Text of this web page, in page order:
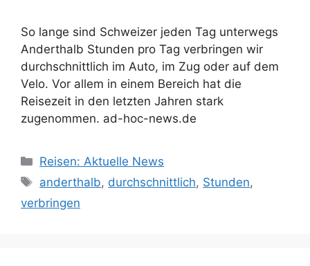
So lange sind Schweizer jeden Tag unterwegs
Anderthalb Stunden pro Tag verbringen wir
durchschnittlich im Auto, im Zug oder auf dem
Velo. Vor allem in einem Bereich hat die
Reisezeit in den letzten Jahren stark
zugenommen. ad-hoc-news.de
Kategorien
Reisen: Aktuelle News
Schlagwörter
anderthalb, durchschnittlich, Stunden,
verbringen